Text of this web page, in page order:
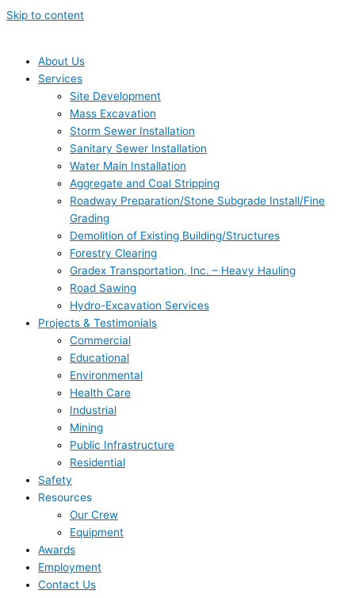
Skip to content
About Us
Services
Site Development
Mass Excavation
Storm Sewer Installation
Sanitary Sewer Installation
Water Main Installation
Aggregate and Coal Stripping
Roadway Preparation/Stone Subgrade Install/Fine
Grading
Demolition of Existing Building/Structures
Forestry Clearing
Gradex Transportation, Inc. – Heavy Hauling
Road Sawing
Hydro-Excavation Services
Projects & Testimonials
Commercial
Educational
Environmental
Health Care
Industrial
Mining
Public Infrastructure
Residential
Safety
Resources
Our Crew
Equipment
Awards
Employment
Contact Us